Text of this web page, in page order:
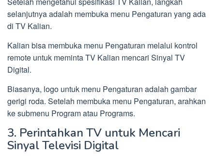
selanjutnya adalah membuka menu Pengaturan yang ada
di TV Kalian.
Kalian bisa membuka menu Pengaturan melalui kontrol
remote untuk meminta TV Kalian mencari Sinyal TV
Digital.
Biasanya, logo untuk menu Pengaturan adalah gambar
gerigi roda. Setelah membuka menu Pengaturan, arahkan
ke submenu Program atau Programs.
3. Perintahkan TV untuk Mencari
Sinyal Televisi Digital